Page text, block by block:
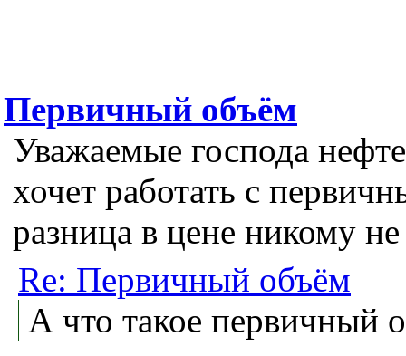
Первичный объём
Уважаемые господа
хочет работать с
разница в цене никому
Re: Первичный объём
А что такое первичный